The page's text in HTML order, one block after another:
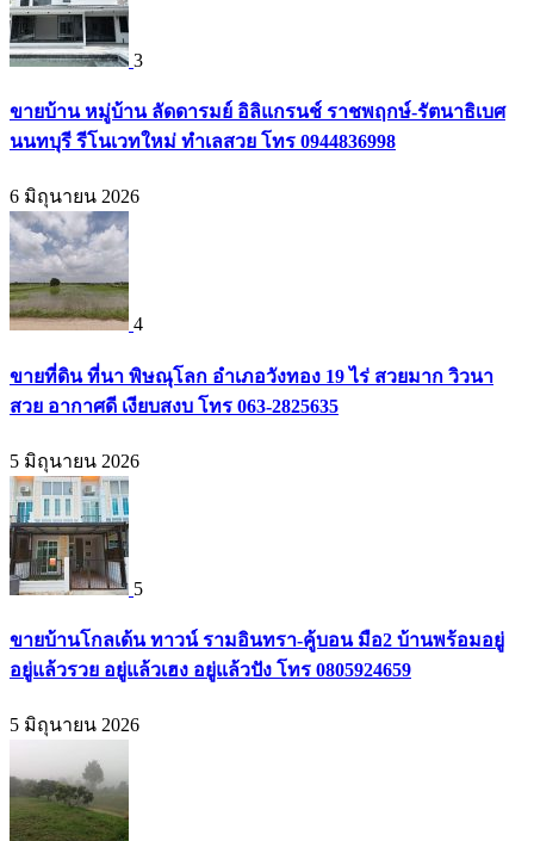
3
ขายบ้าน หมู่บ้าน ลัดดารมย์ อิลิแกรนช์ ราชพฤกษ์-รัตนาธิเบศ
นนทบุรี รีโนเวทใหม่ ทำเลสวย โทร 0944836998
6 มิถุนายน 2026
4
ขายที่ดิน ที่นา พิษณุโลก อำเภอวังทอง 19 ไร่ สวยมาก วิวนา
สวย อากาศดี เงียบสงบ โทร 063-2825635
5 มิถุนายน 2026
5
ขายบ้านโกลเด้น ทาวน์ รามอินทรา-คู้บอน มือ2 บ้านพร้อมอยู่
อยู่แล้วรวย อยู่แล้วเฮง อยู่แล้วปัง โทร 0805924659
5 มิถุนายน 2026